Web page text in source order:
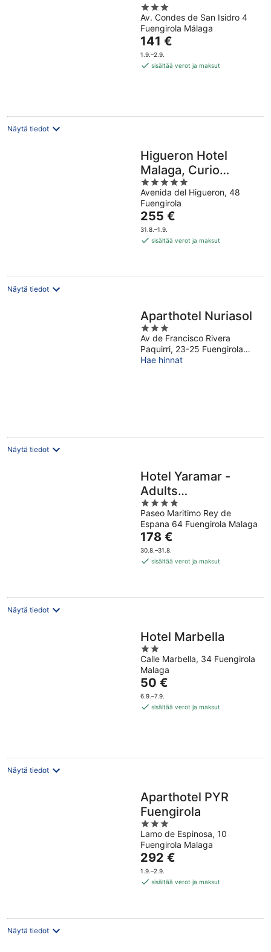
3
out
of
5
Av. Condes de San Isidro 4
Fuengirola Málaga
Hinta
on
141 €
141 €
1.9.–2.9.
sisältää verot ja maksut
Näytä tiedot
Higueron Hotel
Malaga, Curio
Collection by Hilton
5
out
of
5
Avenida del Higueron, 48
Fuengirola
Hinta
on
255 €
255 €
31.8.–1.9.
sisältää verot ja maksut
Näytä tiedot
Aparthotel Nuriasol
3
out
of
5
Av de Francisco Rivera
Paquirri, 23-25 Fuengirola
Malaga
Hae hinnat
Näytä tiedot
Hotel Yaramar -
Adults
Recommended
4
out
of
5
Paseo Maritimo Rey de
Espana 64 Fuengirola Malaga
Hinta
on
178 €
178 €
30.8.–31.8.
sisältää verot ja maksut
Näytä tiedot
Hotel Marbella
2
out
of
5
Calle Marbella, 34 Fuengirola
Malaga
Hinta
on
50 €
50 €
6.9.–7.9.
sisältää verot ja maksut
Näytä tiedot
Aparthotel PYR
Fuengirola
3
out
of
5
Lamo de Espinosa, 10
Fuengirola Malaga
Hinta
on
292 €
292 €
1.9.–2.9.
sisältää verot ja maksut
Näytä tiedot